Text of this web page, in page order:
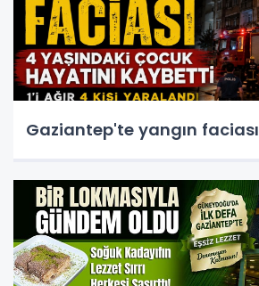
Gaziantep'te yangın faciası